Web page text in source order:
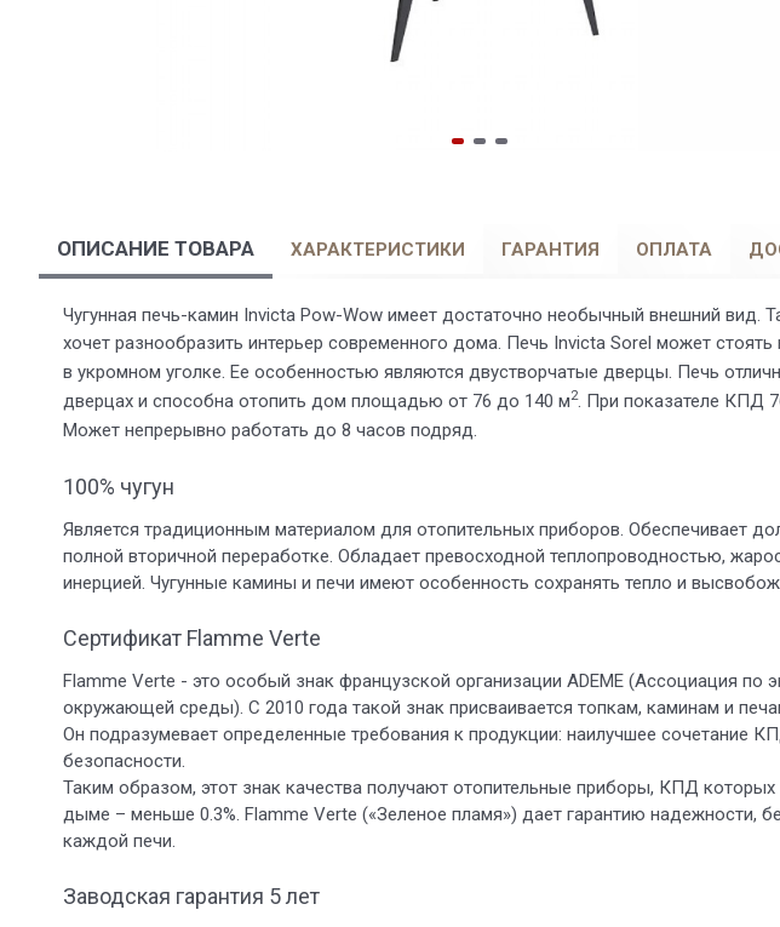
ОПИСАНИЕ ТОВАРА ХАРАКТЕРИСТИКИ ГАРАНТИЯ ОПЛАТА
Чугунная печь-камин Invicta Pow-Wow имеет достаточно необычный внешний вид.
хочет разнообразить интерьер современного дома. Печь Invicta Sorel может
в укромном уголке. Ее особенностью являются двустворчатые дверцы. Печь
дверцах и способна отопить дом площадью от 76 до 140 м2. При показателе КПД
Может непрерывно работать до 8 часов подряд.
100% чугун
Является традиционным материалом для отопительных приборов. Обеспечивает
полной вторичной переработке. Обладает превосходной теплопроводностью,
инерцией. Чугунные камины и печи имеют особенность сохранять тепло и
Сертификат Flamme Verte
Flamme Verte - это особый знак французской организации ADEME (Ассоциация по
окружающей среды). С 2010 года такой знак присваивается топкам, каминам и
Он подразумевает определенные требования к продукции: наилучшее сочетание
безопасности.
Таким образом, этот знак качества получают отопительные приборы, КПД
дыме – меньше 0.3%. Flamme Verte («Зеленое пламя») дает гарантию надежности,
каждой печи.
Заводская гарантия 5 лет